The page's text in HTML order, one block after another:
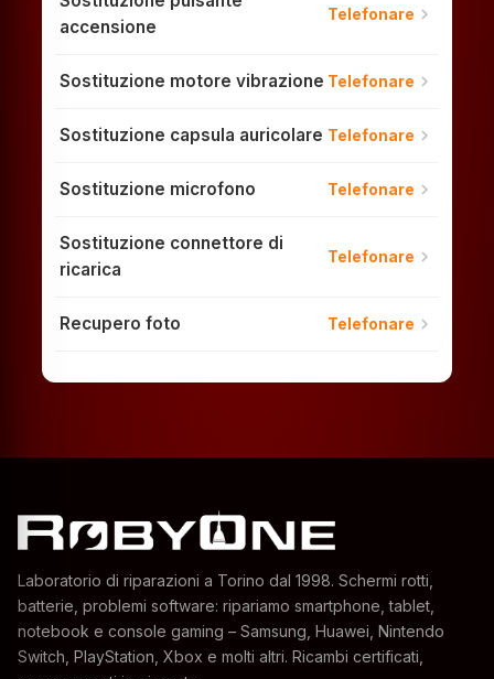
accensione
Telefonare chevron_right
Sostituzione motore vibrazione Telefonare chevron_right
Sostituzione capsula auricolare Telefonare chevron_right
Sostituzione microfono Telefonare chevron_right
Sostituzione connettore di
ricarica
Telefonare chevron_right
Recupero foto Telefonare chevron_right
Laboratorio di riparazioni a Torino dal 1998. Schermi rotti,
batterie, problemi software: ripariamo smartphone, tablet,
notebook e console gaming – Samsung, Huawei, Nintendo
Switch, PlayStation, Xbox e molti altri. Ricambi certificati,